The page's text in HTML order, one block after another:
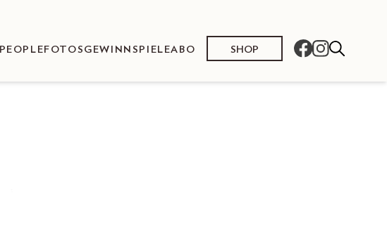
PEOPLE FOTOS GEWINNSPIELEABO SHOP